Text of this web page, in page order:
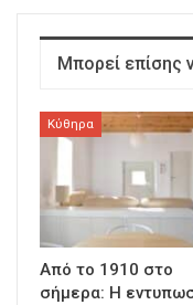
Μπορεί επίσης
Κύθηρα
Από το 1910 στο
σήμερα: Η